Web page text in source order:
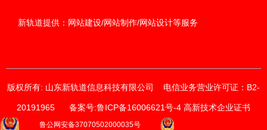
新轨道提供：网站建设/网站制作/网站设计等服务
获取价格与方案
版权所有: 山东新轨道信息科技有限公司 电信业务营业许可证：B2-
20191965 备案号:鲁ICP备16006621号-4 高新技术企业证书
鲁公网安备37070502000035号